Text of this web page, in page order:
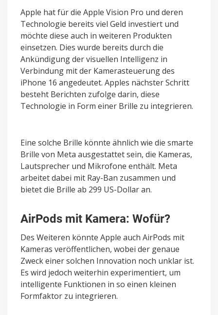
Apple hat für die Apple Vision Pro und deren
Technologie bereits viel Geld investiert und
möchte diese auch in weiteren Produkten
einsetzen. Dies wurde bereits durch die
Ankündigung der visuellen Intelligenz in
Verbindung mit der Kamerasteuerung des
iPhone 16 angedeutet. Apples nächster Schritt
besteht Berichten zufolge darin, diese
Technologie in Form einer Brille zu integrieren.
Eine solche Brille könnte ähnlich wie die smarte
Brille von Meta ausgestattet sein, die Kameras,
Lautsprecher und Mikrofone enthält. Meta
arbeitet dabei mit Ray-Ban zusammen und
bietet die Brille ab 299 US-Dollar an.
AirPods mit Kamera: Wofür?
Des Weiteren könnte Apple auch AirPods mit
Kameras veröffentlichen, wobei der genaue
Zweck einer solchen Innovation noch unklar ist.
Es wird jedoch weiterhin experimentiert, um
intelligente Funktionen in so einen kleinen
Formfaktor zu integrieren.